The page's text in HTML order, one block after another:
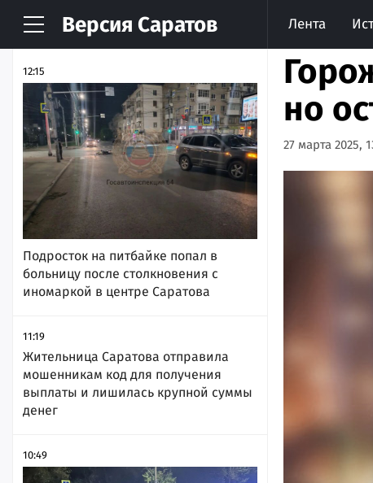
Версия Саратов Лента
НОВОСТИ АРХИВ
12:15
Подросток на питбайке попал в
больницу после столкновения с
иномаркой в центре Саратова
11:19
Жительница Саратова отправила
мошенникам код для получения
выплаты и лишилась крупной суммы
денег
10:49
но
27 марта 2025,